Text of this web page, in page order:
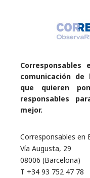
comunicación de
que quieren
responsables
mejor.
Corresponsables en
Vía Augusta, 29
08006 (Barcelona)
T +34 93 752 47 78